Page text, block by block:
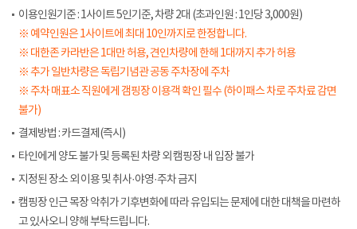
이용인원기준 : 1사이트 5인기준, 차량 2대 (초과인원 : 1인당 3,000원)
※ 예약인원은 1사이트에 최대 10인까지로 한정합니다.
※ 대한존 카라반은 1대만 허용, 견인차량에 한해 1대까지 추가 허용
※ 추가 일반차량은 독립기념관 공동 주차장에 주차
※ 주차 매표소 직원에게 갬핑장 이용객 확인 필수 (하이패스 차로 주차료 감면
불가)
결제방법 : 카드결제(즉시)
타인에게 양도 불가 및 등록된 차량 외 캠핑장 내 입장 불가
지정된 장소 외 이용 및 취사·야영·주차 금지
캠핑장 인근 목장 악취가 기후변화에 따라 유입되는 문제에 대한 대책을 마련하
고 있사오니 양해 부탁드립니다.